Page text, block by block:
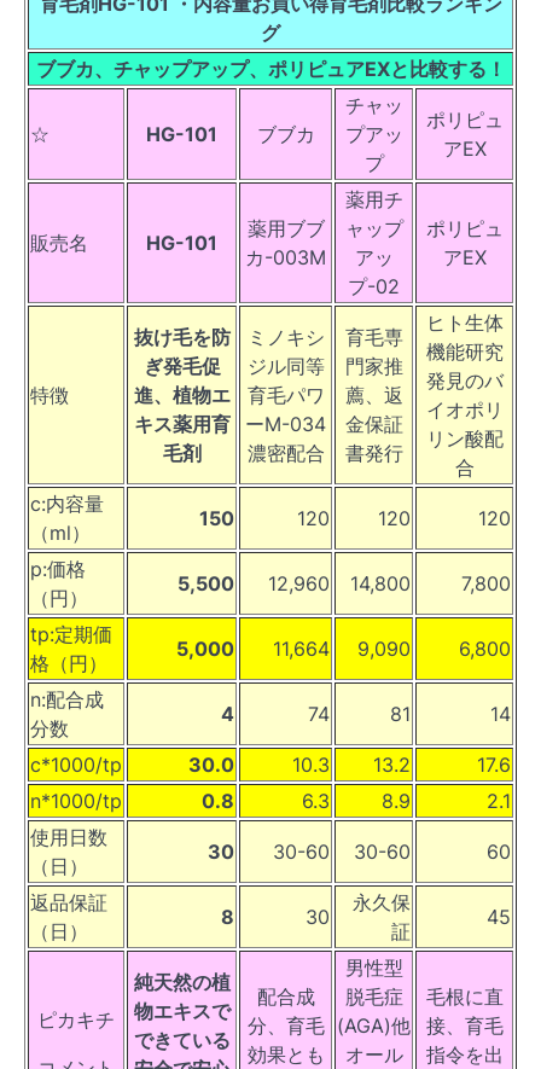
グ
ブブカ、チャップアップ、ポリピュアEXと比較する！
☆ HG-101 ブブカ
チャッ
プアッ
プ
ポリピュ
アEX
販売名 HG-101
薬用ブブ
カ-003M
薬用チ
ャップ
アッ
プ-02
ポリピュ
アEX
特徴
抜け毛を防
ぎ発毛促
進、植物エ
キス薬用育
毛剤
ミノキシ
ジル同等
育毛パワ
ーM-034
濃密配合
育毛専
門家推
薦、返
金保証
書発行
ヒト生体
機能研究
発見のバ
イオポリ
リン酸配
合
c:内容量
（ml）
150 120 120 120
p:価格
（円）
5,500 12,960 14,800 7,800
tp:定期価
格（円）
5,000 11,664 9,090 6,800
n:配合成
分数
4 74 81 14
c*1000/tp 30.0 10.3 13.2
17.6
n*1000/tp
0.8 6.3 8.9
2.1
使用日数
（日）
30 30-60 30-60 60
返品保証
（日）
8 30
永久保
証
45
ピカキチ
純天然の植
物エキスで
できている
配合成
分、育毛
効果とも
男性型
脱毛症
(AGA)他
オール
毛根に直
接、育毛
指令を出